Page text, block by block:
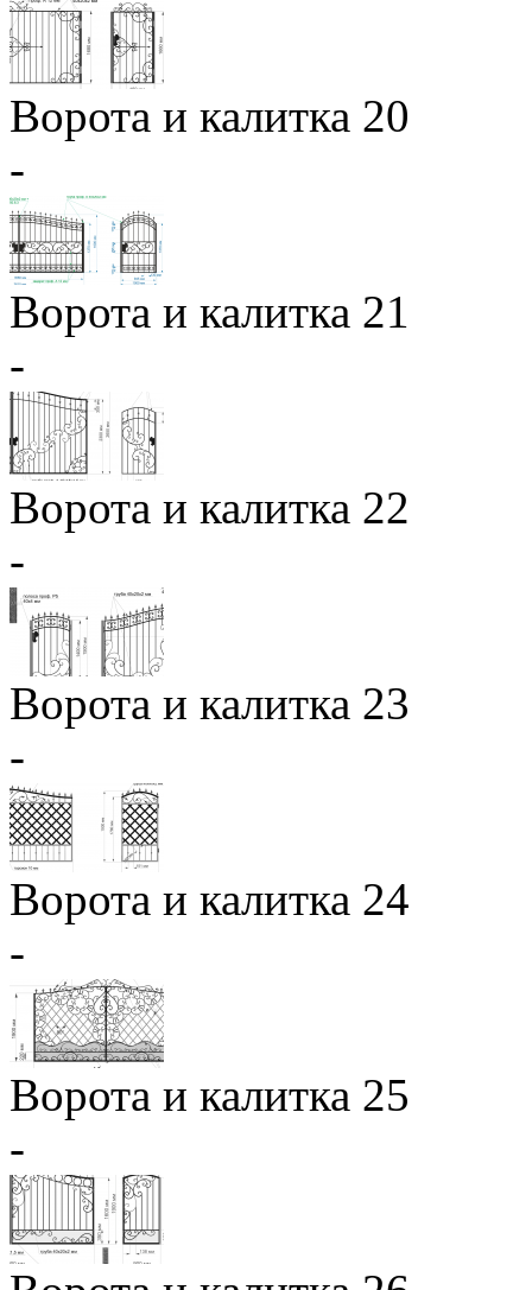
Ворота и калитка 20
-
Ворота и калитка 21
-
Ворота и калитка 22
-
Ворота и калитка 23
-
Ворота и калитка 24
-
Ворота и калитка 25
-